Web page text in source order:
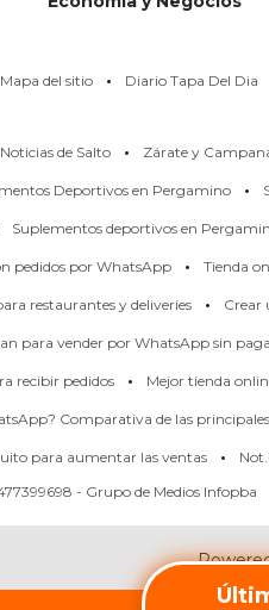
Mapa del sitio · Diario Tapa Del Dia
Noticias de Salto · Zárate y
Deportivos en Pergamino ·
Suplementos deportivos en
pedidos por WhatsApp · Tienda
restaurantes y deliveries · Crear
para vender por WhatsApp sin
recibir pedidos · Mejor tienda
Comparativa de las
para aumentar las ventas ·
- Grupo de Medios Infopba